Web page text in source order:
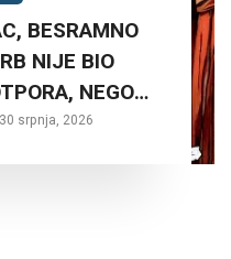
BESRAMNO
NEGO
AGRESIJA SA
30 srpnja, 2026